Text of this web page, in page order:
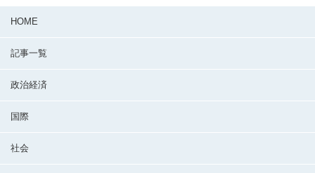
HOME
記事一覧
政治経済
国際
社会